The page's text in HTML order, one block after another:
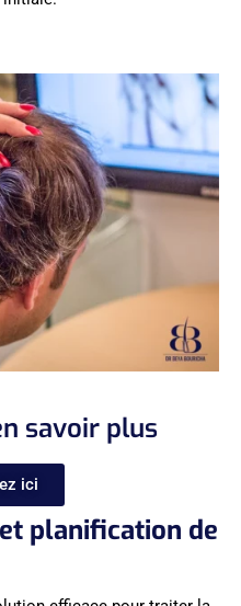
savoir plus
ici
planification de